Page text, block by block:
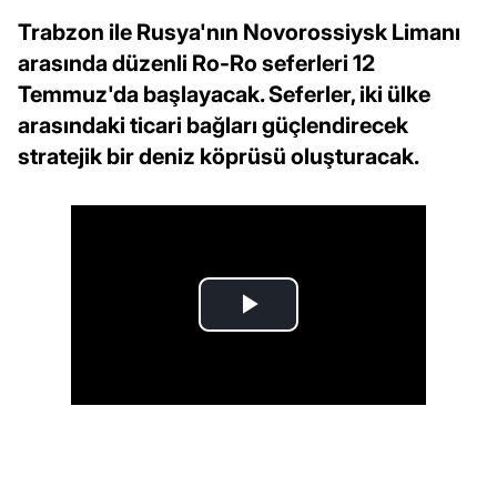
Trabzon ile Rusya'nın Novorossiysk Limanı
arasında düzenli Ro-Ro seferleri 12
Temmuz'da başlayacak. Seferler, iki ülke
arasındaki ticari bağları güçlendirecek
stratejik bir deniz köprüsü oluşturacak.